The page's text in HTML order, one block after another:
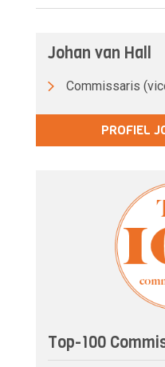
Johan van Hall
Commissaris
PROFIEL
Top-100